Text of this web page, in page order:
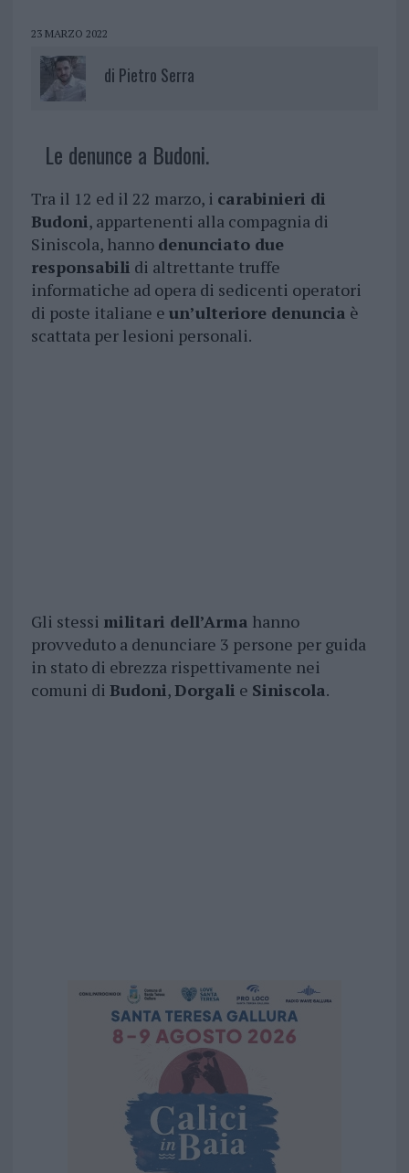
23 MARZO 2022
di Pietro Serra
Le denunce a Budoni.
Tra il 12 ed il 22 marzo, i carabinieri di
Budoni, appartenenti alla compagnia di
Siniscola, hanno denunciato due
responsabili di altrettante truffe
informatiche ad opera di sedicenti operatori
di poste italiane e un’ulteriore denuncia è
scattata per lesioni personali.
Gli stessi militari dell’Arma hanno
provveduto a denunciare 3 persone per guida
in stato di ebrezza rispettivamente nei
comuni di Budoni,Dorgali e Siniscola.